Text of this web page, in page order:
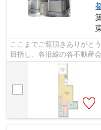
ここまでご覧頂きありがと
目指し、各沿線の各不動産
様へ提供しております！最